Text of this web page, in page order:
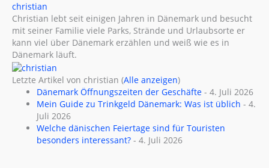
christian
Christian lebt seit einigen Jahren in Dänemark und besucht
mit seiner Familie viele Parks, Strände und Urlaubsorte er
kann viel über Dänemark erzählen und weiß wie es in
Dänemark läuft.
Letzte Artikel von christian (Alle anzeigen)
Dänemark Öffnungszeiten der Geschäfte - 4. Juli 2026
Mein Guide zu Trinkgeld Dänemark: Was ist üblich - 4.
Juli 2026
Welche dänischen Feiertage sind für Touristen
besonders interessant? - 4. Juli 2026